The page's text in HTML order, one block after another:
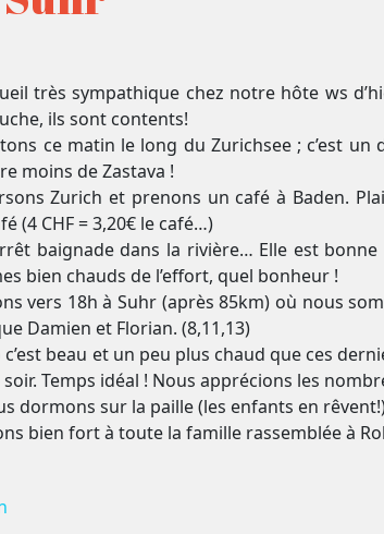
très sympathique chez notre hôte ws
ils sont contents!
ce matin le long du Zurichsee ; c’est
moins de Zastava !
Zurich et prenons un café à Baden.
(4 CHF = 3,20€ le café…)
baignade dans la rivière… Elle est
bien chauds de l’effort, quel bonheur !
vers 18h à Suhr (après 85km) où nous
Damien et Florian. (8,11,13)
c’est beau et un peu plus chaud que ces
soir. Temps idéal ! Nous apprécions les
dormons sur la paille (les enfants en
bien fort à toute la famille rassemblée à